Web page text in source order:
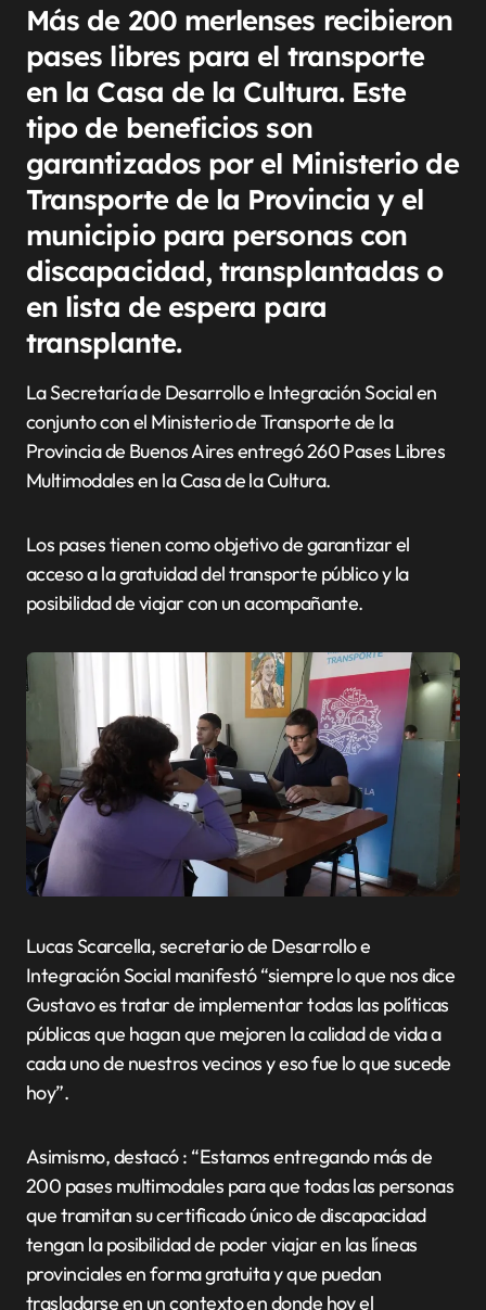
Más de 200 merlenses recibieron
pases libres para el transporte
en la Casa de la Cultura. Este
tipo de beneficios son
garantizados por el Ministerio de
Transporte de la Provincia y el
municipio para personas con
discapacidad, transplantadas o
en lista de espera para
transplante.
La Secretaría de Desarrollo e Integración Social en
conjunto con el Ministerio de Transporte de la
Provincia de Buenos Aires entregó 260 Pases Libres
Multimodales en la Casa de la Cultura.
Los pases tienen como objetivo de garantizar el
acceso a la gratuidad del transporte público y la
posibilidad de viajar con un acompañante.
Lucas Scarcella, secretario de Desarrollo e
Integración Social manifestó “siempre lo que nos dice
Gustavo es tratar de implementar todas las políticas
públicas que hagan que mejoren la calidad de vida a
cada uno de nuestros vecinos y eso fue lo que sucede
hoy”.
Asimismo, destacó : “Estamos entregando más de
200 pases multimodales para que todas las personas
que tramitan su certificado único de discapacidad
tengan la posibilidad de poder viajar en las líneas
provinciales en forma gratuita y que puedan
trasladarse en un contexto en donde hoy el